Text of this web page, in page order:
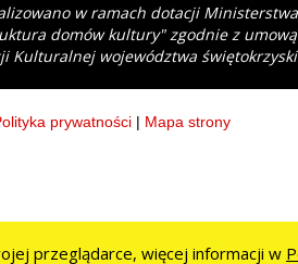
w ramach dotacji
domów kultury" zgodnie z umową
Kulturalnej województwa
prywatności | Mapa strony
przeglądarce, więcej informacji w